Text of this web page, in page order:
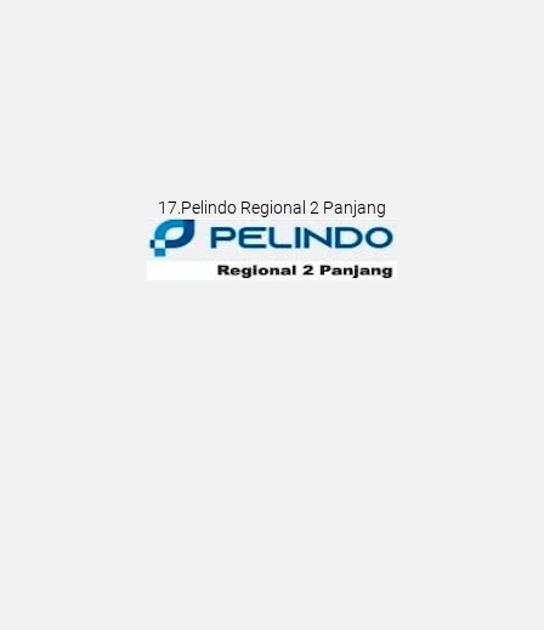
17.Pelindo Regional 2 Panjang